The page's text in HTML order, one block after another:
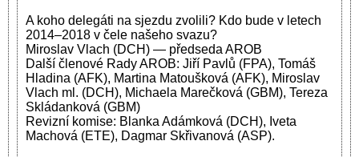
A koho delegáti na sjezdu zvolili? Kdo bude v letech
2014–2018 v čele našeho svazu?
Miroslav Vlach (DCH) — předseda AROB
Další členové Rady AROB: Jiří Pavlů (FPA), Tomáš
Hladina (AFK), Martina Matoušková (AFK), Miroslav
Vlach ml. (DCH), Michaela Marečková (GBM), Tereza
Skládanková (GBM)
Revizní komise: Blanka Adámková (DCH), Iveta
Machová (ETE), Dagmar Skřivanová (ASP).